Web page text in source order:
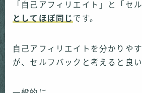
「自己アフィリエイト」と「セ
としてほぼ同じ です。
自己アフィリエイトを分かりや
が、セルフバックと考えると良い